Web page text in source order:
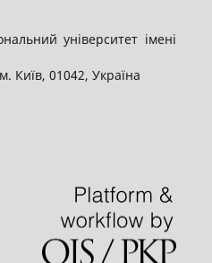
університет імені
Київ, 01042, Україна